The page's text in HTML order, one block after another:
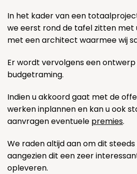
In het kader van een
we eerst rond de tafel zitten met
met een architect waarmee wij
Er wordt vervolgens een
budgetraming.
Indien u akkoord gaat met de
werken inplannen en kan u ook
aanvragen eventuele premies.
We raden altijd aan om dit
aangezien dit een zeer
opleveren.